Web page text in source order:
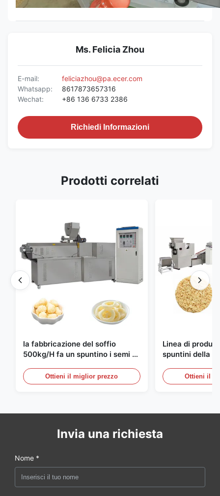
Ms. Felicia Zhou
E-mail:
feliciazhou@pa.ecer.com
Whatsapp:
8617873657316
Wechat:
+86 136 6733 2386
Richiedi Informazioni
Prodotti correlati
la fabbricazione del soffio
500kg/H fa un spuntino i semi di
automaticiOttieni il miglior prezzo
Linea di
spuntini della
10000pcs/8h
Ottieni il
Invia una richiesta
Nome *